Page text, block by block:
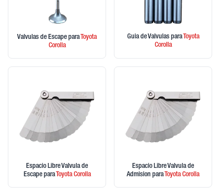
Valvulas de Escape para Toyota
Corolla
Guia de Valvulas para Toyota
Corolla
Espacio Libre Valvula de
Escape para ToyotaCorolla
Espacio Libre Valvula de
Admision para ToyotaCorolla